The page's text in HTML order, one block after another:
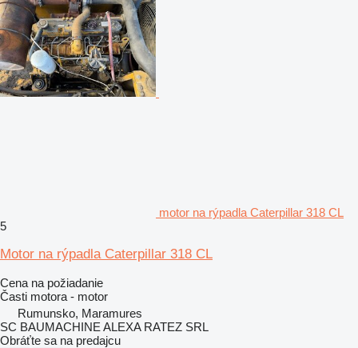
motor na rýpadla Caterpillar 318 CL
5
Motor na rýpadla Caterpillar 318 CL
Cena na požiadanie
Časti motora - motor
Rumunsko, Maramures
SC BAUMACHINE ALEXA RATEZ SRL
Obráťte sa na predajcu